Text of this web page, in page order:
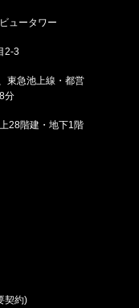
ュータワー
2-3
東急池上線・都営
分
28階建・地下1階
契約)